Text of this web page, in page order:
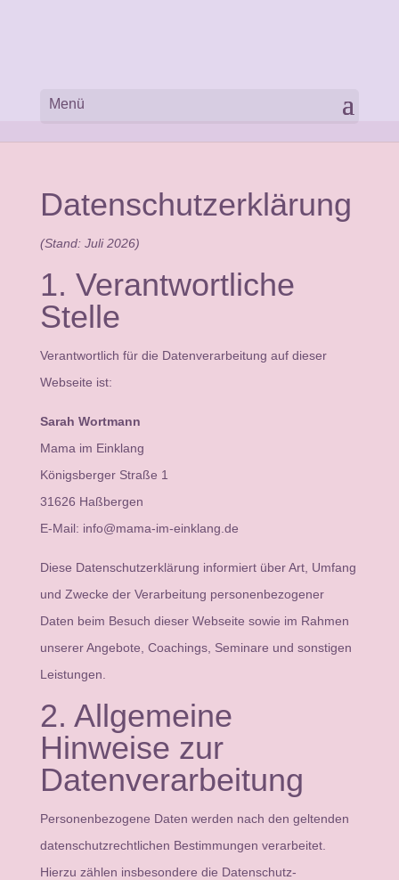
Datenschutzerklärung
(Stand: Juli 2026)
1. Verantwortliche
Stelle
Verantwortlich für die Datenverarbeitung auf dieser
Webseite ist:
Sarah Wortmann
Mama im Einklang
Königsberger Straße 1
31626 Haßbergen
E-Mail: info@mama-im-einklang.de
Diese Datenschutzerklärung informiert über Art, Umfang
und Zwecke der Verarbeitung personenbezogener
Daten beim Besuch dieser Webseite sowie im Rahmen
unserer Angebote, Coachings, Seminare und sonstigen
Leistungen.
2. Allgemeine
Hinweise zur
Datenverarbeitung
Personenbezogene Daten werden nach den geltenden
datenschutzrechtlichen Bestimmungen verarbeitet.
Hierzu zählen insbesondere die Datenschutz-